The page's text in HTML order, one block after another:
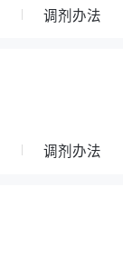
调剂办法
调剂办法